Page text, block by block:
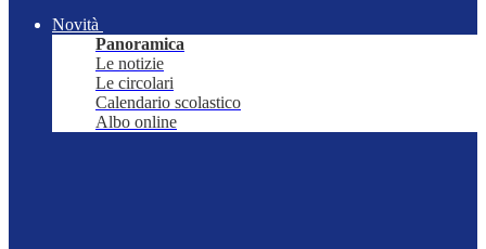
Novità
Panoramica
Le notizie
Le circolari
Calendario scolastico
Albo online